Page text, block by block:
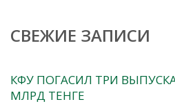
СВЕЖИЕ ЗАПИСИ
КФУ ПОГАСИЛ ТРИ
МЛРД ТЕНГЕ